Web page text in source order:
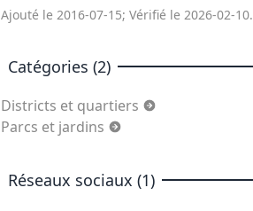
Ajouté le 2016-07-15; Vérifié le 2026-02-10.
Catégories (2)
Districts et quartiers
Parcs et jardins
Réseaux sociaux (1)